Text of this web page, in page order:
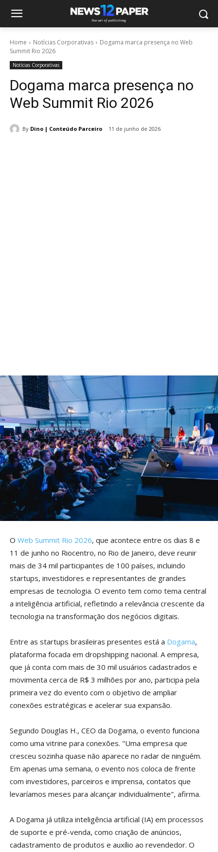
Home Notícias Corporativas
Dogama marca presença no Web
Summit Rio 2026
Notícias Corporativas
Dogama marca presença no
Web Summit Rio 2026
By Dino | Conteúdo Parceiro 11 de junho de 2026
O Web Summit Rio 2026, que acontece entre os dias 8 e
11 de junho no Riocentro, no Rio de Janeiro, deve reunir
mais de 34 mil participantes de 100 países, incluindo
startups, investidores e representantes de grandes
empresas de tecnologia. O evento tem como tema central
a inteligência artificial, refletindo a relevância crescente da
tecnologia na transformação dos negócios digitais.
Entre as startups brasileiras presentes está a Dogama,
plataforma focada em dropshipping nacional. A empresa,
que já conta com mais de 30 mil usuários cadastrados e
movimenta cerca de R$ 3 milhões por ano, participa pela
primeira vez do evento com o objetivo de ampliar
conexões estratégicas e acelerar sua expansão.
Segundo Douglas H., CEO da Dogama, o evento funciona
como uma vitrine para conexões. "Uma empresa que
cresceu sozinha quase não aparece no radar de ninguém.
Em apenas uma semana, o evento nos coloca de frente
com investidores, parceiros e imprensa, contatos que
levaríamos meses para alcançar individualmente", afirma.
A Dogama já utiliza inteligência artificial (IA) em processos
de suporte e pré-venda, como criação de anúncios,
cadastramento de produtos e auxílio ao revendedor. O